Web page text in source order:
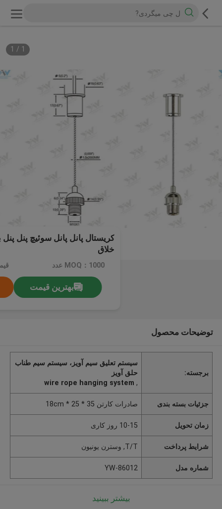
1
/
1
کریستال پانل پانل سوئیچ پنل
خلاق
MOQ：1000 عدد
بهترین قیمت
توضیحات محصول
برجسته:
سیستم تعلیق سیم آویز، سیستم سیم طناب
حلق آویز
,
wire rope hanging system
جزئیات بسته بندی صادرات کارتن 35 * 25 * 18cm
زمان تحویل 10-15 روز کاری
شرایط پرداخت T/T, وسترن یونیون
شماره مدل YW-86012
بیشتر ببینید